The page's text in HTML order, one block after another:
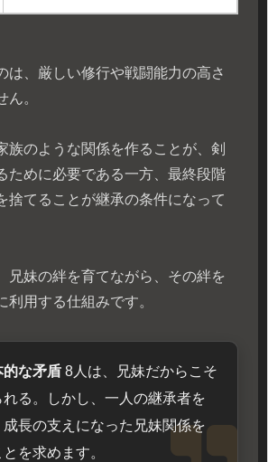
は、厳しい修行や戦闘能力の高さ
ん。
族のような関係を作ることが、剣
ために必要である一方、最終段階
捨てることが継承の条件になって
兄妹の絆を育てながら、その絆を
利用する仕組みです。
的な矛盾 8人は、兄妹だからこそ
る。しかし、一人の継承者を
長の支えになった兄妹関係を
を求めます。